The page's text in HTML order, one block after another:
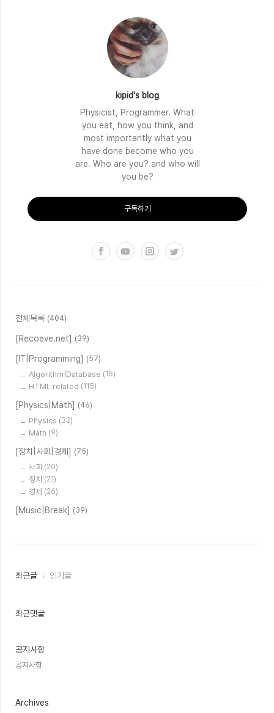
kipid's blog
Physicist, Programmer. What
you eat, how you think, and
most importantly what you
have done become who you
are. Who are you? and who will
you be?
구독하기
전체목록 (404)
[Recoeve.net] (39)
[IT|Programming] (57)
Algorithm|Database (15)
HTML related (115)
[Physics|Math] (46)
Physics (32)
Math (9)
[정치|사회|경제] (75)
사회 (20)
정치 (21)
경제 (26)
[Music|Break] (39)
최
인
최근글 인기글
최근댓글
공지사항
공지사항
Archives